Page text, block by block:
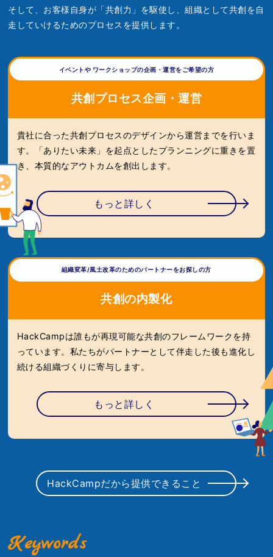
そして、お客様自身が「共創力」を駆使し、組織として共創を自
走していけるためのプロセスを提供します。
イベントや ワークショップの企画・運営をご希望の方
共創プロセス企画・運営
貴社に合った共創プロセスのデザインから運営までを行いま
す。「ありたい未来」を起点としたプランニングに重きを置
き、本質的なアウトカムを創出します。
もっと詳しく
組織変革/風土改革のためのパートナーをお探しの方
共創の内製化
HackCampは誰もが再現可能な共創のフレームワークを持
っています。私たちがパートナーとして伴走した後も進化し
続ける組織づくりに寄与します。
もっと詳しく
HackCampだから提供できること
Keywords